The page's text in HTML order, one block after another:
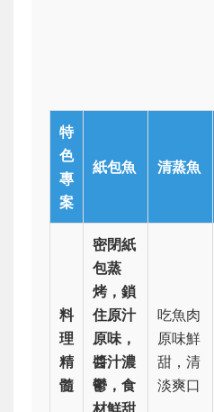
特
色
專
案
紙包魚 清蒸魚
料
理
精
髓
密閉紙
包蒸
烤，鎖
住原汁
原味，
醬汁濃
鬱，食
吃魚肉
原味鮮
甜，清
淡爽口